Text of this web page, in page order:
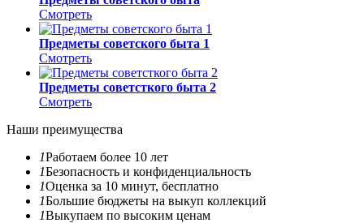
Смотреть
Предметы советского быта 1
Смотреть
Предметы советсткого быта 2
Смотреть
Наши преимущества
1Работаем более 10 лет
1Безопасность и конфиденциальность
1Оценка за 10 минут, бесплатно
1Большие бюджеты на выкуп коллекций
1Выкупаем по высоким ценам